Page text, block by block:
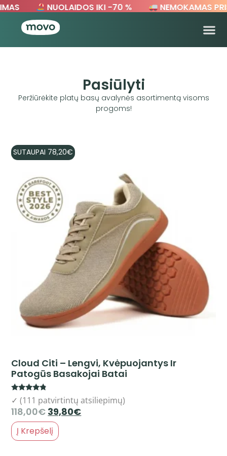
NUOLAIDOS IKI -70 % NEMOKAMAS
Pasiūlyti
Peržiūrėkite platų basų avalynės asortimentą visoms
progoms!
SUTAUPAI 78,20€
Cloud Citi – Lengvi, Kvėpuojantys Ir
Patogūs Basakojai Batai
Rated
4.58
out of 5
✓ (111 patvirtintų atsiliepimų)
118,00€ 39,80€
Į Krepšelį